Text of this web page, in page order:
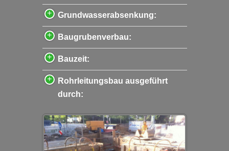
Grundwasserabsenkung:
Baugrubenverbau:
Bauzeit:
Rohrleitungsbau ausgeführt
durch: